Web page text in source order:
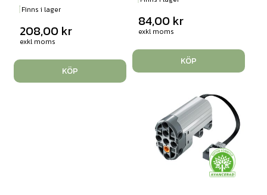
Finns i lager
208,00 kr
exkl moms
KÖP
84,00 kr
exkl moms
KÖP